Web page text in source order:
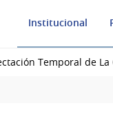
Institucional
Temporal de La